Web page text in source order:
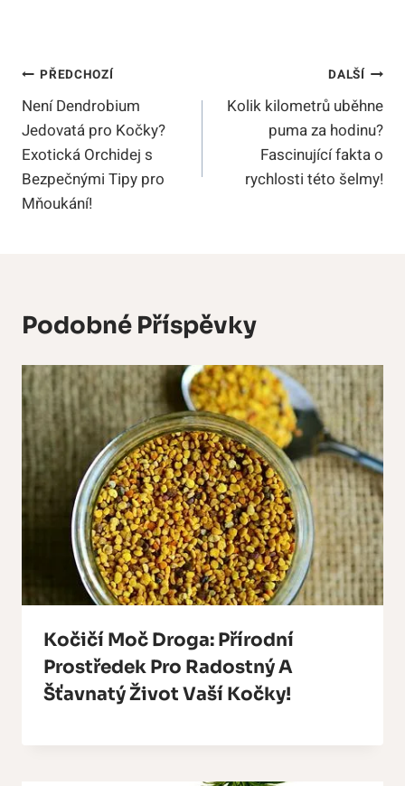
Navigace
Pro
Příspěvek
PŘEDCHOZÍ
Není Dendrobium
Jedovatá pro Kočky?
Exotická Orchidej s
Bezpečnými Tipy pro
Mňoukání!
DALŠÍ
Kolik kilometrů uběhne
puma za hodinu?
Fascinující fakta o
rychlosti této šelmy!
Podobné Příspěvky
Kočičí Moč Droga: Přírodní
Prostředek Pro Radostný A
Šťavnatý Život Vaší Kočky!